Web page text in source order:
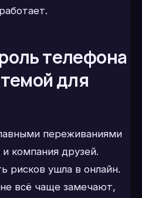
телефона
для
переживаниями
компания друзей.
рисков ушла в онлайн.
всё чаще замечают,